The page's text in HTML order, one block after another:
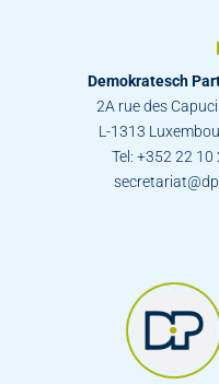
Demokratesch
2A rue des
L-1313
Tel: +352 22 10